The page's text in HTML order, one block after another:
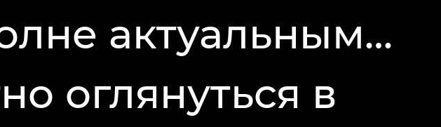
актуальным…
оглянуться в